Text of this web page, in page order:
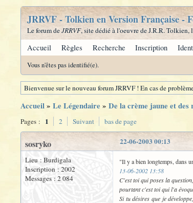
JRRVF - Tolkien en Version Française -
Le forum deJRRVF, site dédié à l'oeuvre de J.R.R. Tolkien,
Accueil Règles Recherche Inscription
Vous n'êtes pas identifié(e).
Bienvenue sur le nouveau forum JRRVF ! En cas de
Accueil» Le Légendaire » De la crème jaune et des
Pages : 1 2 Suivant bas de page
22-06-2003 00:13
sosryko
Lieu : Burdigala
Inscription : 2002
Messages : 2 084
"Il y a bien longtemps, dans
13-06-2002 13:58
C'est toi qui poses la
pourtant c'est toi qui l'a
Si tu désires que je